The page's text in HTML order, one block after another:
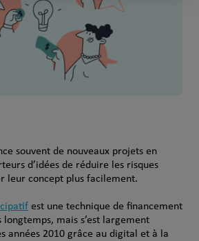
souvent de nouveaux projets en
d’idées de réduire les risques
leur concept plus facilement.
est une technique de financement
mais s’est largement
années 2010 grâce au digital et à la